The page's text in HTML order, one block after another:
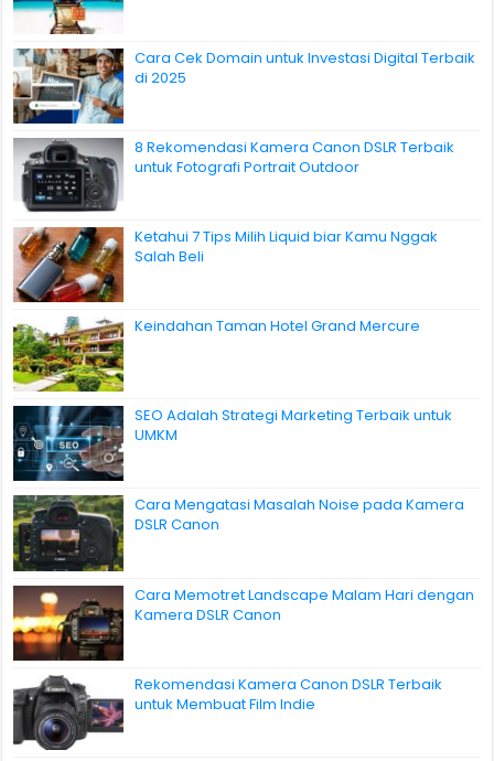
Cara Cek Domain untuk Investasi Digital Terbaik
di 2025
8 Rekomendasi Kamera Canon DSLR Terbaik
untuk Fotografi Portrait Outdoor
Ketahui 7 Tips Milih Liquid biar Kamu Nggak
Salah Beli
Keindahan Taman Hotel Grand Mercure
SEO Adalah Strategi Marketing Terbaik untuk
UMKM
Cara Mengatasi Masalah Noise pada Kamera
DSLR Canon
Cara Memotret Landscape Malam Hari dengan
Kamera DSLR Canon
Rekomendasi Kamera Canon DSLR Terbaik
untuk Membuat Film Indie